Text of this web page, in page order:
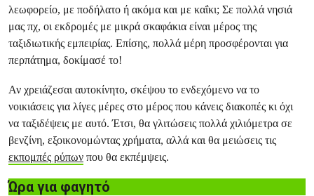
λεωφορείο, με ποδήλατο ή ακόμα και με καΐκι; Σε πολλά νησιά
μας πχ, οι εκδρομές με μικρά σκαφάκια είναι μέρος της
ταξιδιωτικής εμπειρίας. Επίσης, πολλά μέρη προσφέρονται για
περπάτημα, δοκίμασέ το!
Αν χρειάζεσαι αυτοκίνητο, σκέψου το ενδεχόμενο να το
νοικιάσεις για λίγες μέρες στο μέρος που κάνεις διακοπές κι όχι
να ταξιδέψεις με αυτό. Έτσι, θα γλιτώσεις πολλά χιλιόμετρα σε
βενζίνη, εξοικονομώντας χρήματα, αλλά και θα μειώσεις τις
εκπομπές ρύπων που θα εκπέμψεις.
Ώρα για φαγητό